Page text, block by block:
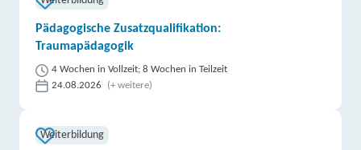
Pädagogische Zusatzqualifikation:
Traumapädagogik
4 Wochen in Vollzeit; 8 Wochen in Teilzeit
24.08.2026
(+ weitere)
Weiterbildung